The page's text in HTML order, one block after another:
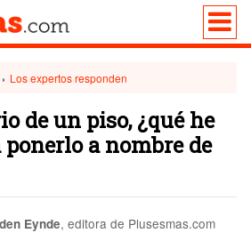
› Los expertos responden
de un piso, ¿qué he
ponerlo a nombre de
Eynde, editora de Plusesmas.com